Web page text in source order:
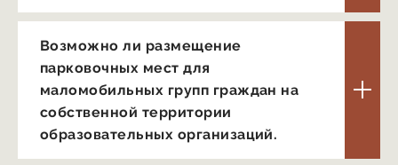
Возможно ли размещение
парковочных мест для
маломобильных групп граждан на
собственной территории
образовательных организаций.